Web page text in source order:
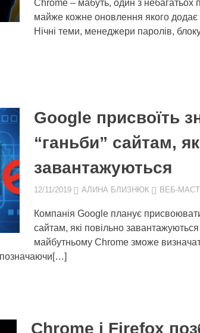
Chrome – мабуть, один з небагатьох
майже кожне оновлення якого додає
Нічні теми, менеджери паролів,
Google присвоїть
“ганьби” сайтам,
завантажуються
12/11/2019 АЛИНА БЛИЗНЮК ВЕБ-
Компанія Google планує присвоювати
сайтам, які повільно
майбутньому Chrome зможе
Chrome і Firefox